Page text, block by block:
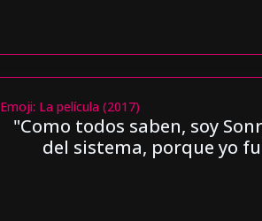
Emoji: La película (2017)
"Como todos saben, soy
del sistema, porque yo